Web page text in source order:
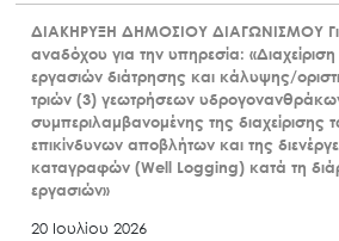
ΔΙΑΚΗΡΥΞΗ ΔΗΜΟΣΙΟΥ ΔΙΑΓΩΝΙΣΜΟΥ
αναδόχου για την υπηρεσία: «Διαχείριση
εργασιών διάτρησης και κάλυψης/
τριών (3) γεωτρήσεων
συμπεριλαμβανομένης της
επικίνδυνων αποβλήτων και της
καταγραφών (Well Logging) κατά τη
εργασιών»
20 Ιουλίου 2026